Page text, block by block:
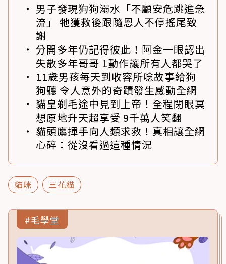
男子發現狗狗溺水「不顧安危跳進急
流」 牠獲救後跟隨恩人不停搖尾致
謝
分開多年仍記得彼此！阿金一眼認出
失散多年哥哥 1動作讓所有人都哭了
11歲男孩每天到收容所唸故事給狗
狗聽 令人意外的奇蹟發生感動全網
貓皇剃毛途中見到上帝！全程閉眼冥
想原地升天超享受 9千萬人笑翻
貓頭鷹揮手向人類求救！真相讓全網
心碎：從沒看過這種情況
貓咪 三花貓
#毛學堂